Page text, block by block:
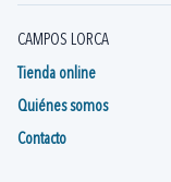
CAMPOS LORCA
Tienda online
Quiénes somos
Contacto